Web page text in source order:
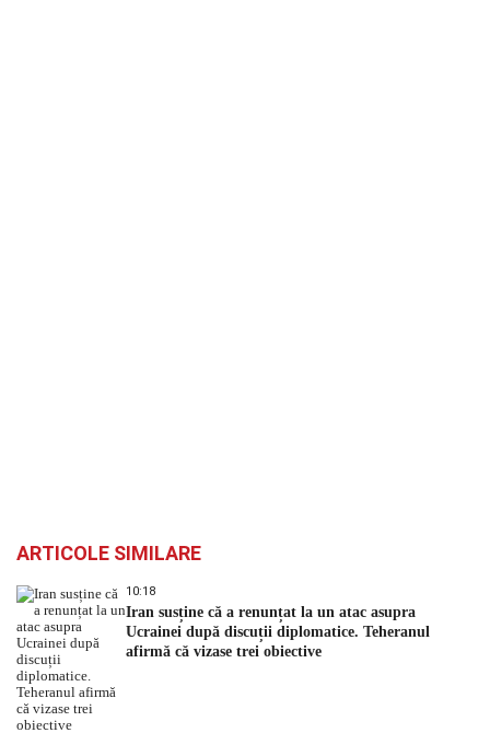
ARTICOLE SIMILARE
10:18
Iran susține că a renunțat la un atac asupra
Ucrainei după discuții diplomatice. Teheranul
afirmă că vizase trei obiective